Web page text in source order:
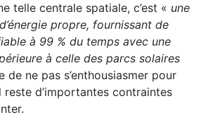
telle centrale spatiale, c’est « une
propre, fournissant de
à 99 % du temps avec une
à celle des parcs solaires
de ne pas s’enthousiasmer pour
d’importantes contraintes